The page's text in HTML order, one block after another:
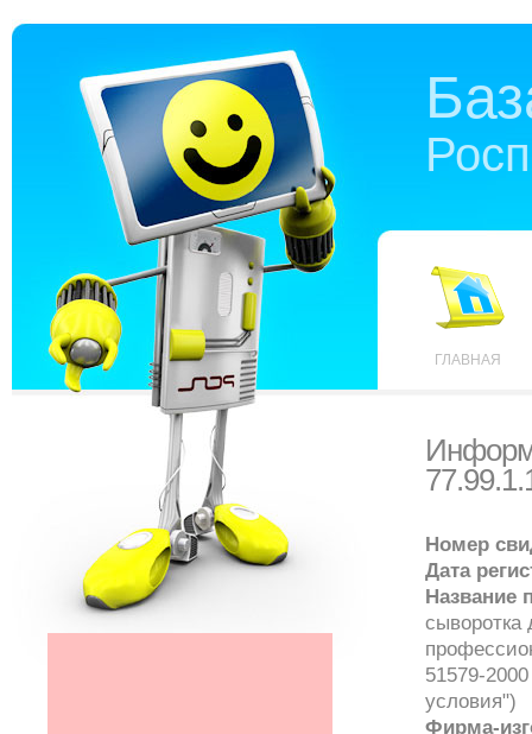
ГЛАВНАЯ
Номер
Дата
Название
сыворотка
51579-
условия")
Фирма-